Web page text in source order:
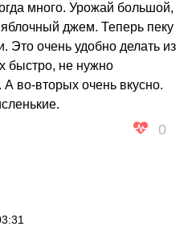
много. Урожай большой,
джем. Теперь пеку
Это очень удобно делать из
быстро, не нужно
А во-вторых очень вкусно.
0